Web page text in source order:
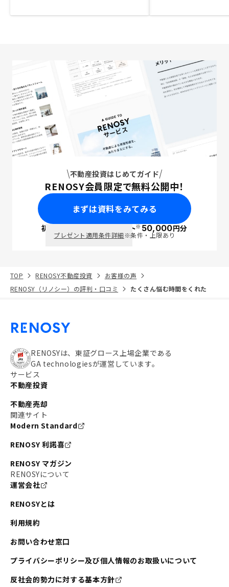
不動産投資はじめてガイド
RENOSY会員限定で無料公開中！
まずは資料をみてみる
初回面談で ポイント※50,000円分
プレゼント適用条件詳細※条件・上限あり
TOP RENOSY不動産投資
お客様の声
RENOSY（リノシー）の評判・口コミ
たくさん悩む時間をくれた
RENOSYは、東証グロース上場企業である
GA technologiesが運営しています。
サービス
不動産投資
不動産売却
関連サイト
Modern Standard
RENOSY 利諾喜
RENOSY マガジン
RENOSYについて
運営会社
RENOSYとは
利用規約
お問い合わせ窓口
プライバシーポリシー及び個人情報のお取扱いについて
反社会的勢力に対する基本方針